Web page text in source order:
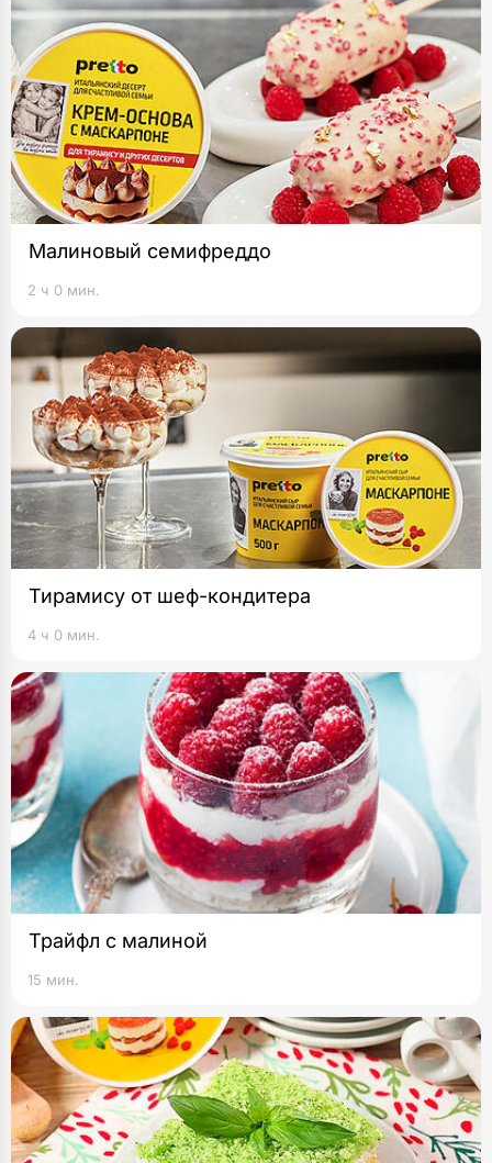
Малиновый семифреддо
2 ч 0 мин.
Тирамису от шеф-кондитера
4 ч 0 мин.
Трайфл с малиной
15 мин.